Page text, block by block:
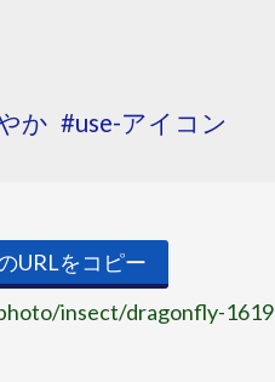
か use-アイコン
URLをコピー
insect/dragonfly-1619